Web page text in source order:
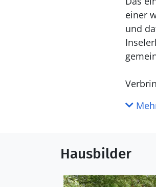
einer
und
Hausbilder